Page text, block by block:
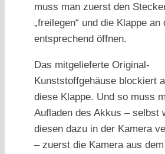
muss man zuerst den
„freilegen“ und die Klappe an
entsprechend öffnen.
Das mitgelieferte Original-
Kunststoffgehäuse blockiert
diese Klappe. Und so muss
Aufladen des Akkus – selbst
diesen dazu in der Kamera
– zuerst die Kamera aus dem